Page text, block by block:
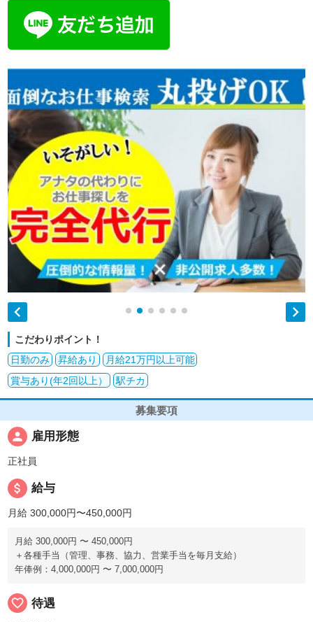
 
こだわりポイント！
日勤のみ
昇給あり
月給21万円以上可能
賞与あり(年2回以上）
駅チカ
募集要項
person 雇用形態
正社員
attach_money 給与
月給 300,000円〜450,000円
月給 300,000円 〜 450,000円
＋各種手当（管理、事務、協力、営業手当を毎月支給）
年俸例：4,000,000円 〜 7,000,000円
favorite_border 待遇